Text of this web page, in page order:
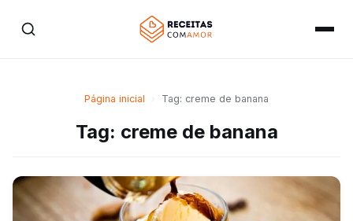
Página inicial Tag: creme de banana
Tag: creme de banana